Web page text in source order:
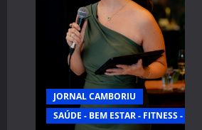
JORNAL CAMBORIU
SAÚDE - BEM ESTAR - FITNESS -